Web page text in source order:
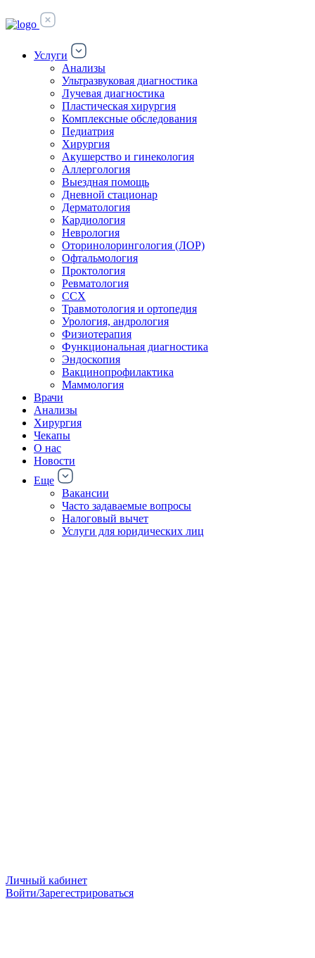
Услуги
Анализы
Ультразвуковая диагностика
Лучевая диагностика
Пластическая хирургия
Комплексные обследования
Педиатрия
Хирургия
Акушерство и гинекология
Аллергология
Выездная помощь
Дневной стационар
Дерматология
Кардиология
Неврология
Оторинолорингология (ЛОР)
Офтальмология
Проктология
Ревматология
ССХ
Травмотология и ортопедия
Урология, андрология
Физиотерапия
Функциональная диагностика
Эндоскопия
Вакцинопрофилактика
Маммология
Врачи
Анализы
Хирургия
Чекапы
О нас
Новости
Еще
Вакансии
Часто задаваемые вопросы
Налоговый вычет
Услуги для юридических лиц
Личный кабинет
Войти/Зарегестрироваться